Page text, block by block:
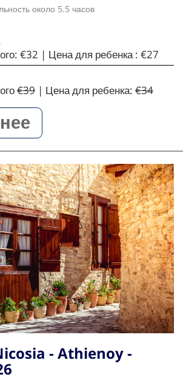
около 5.5 часов
€32 | Цена для ребенка : €27
€39 | Цена для ребенка: €34
- Athienoy -